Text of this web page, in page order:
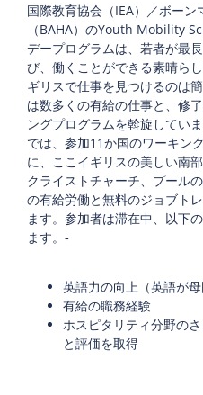
国際教育協会（IEA）／ボー
（BAHA）のYouth Mobility
デープログラムは、若者が最
び、働くことができる素晴ら
ギリスで仕事を見つけるのは
は数多くの有給の仕事と、修
ングプログラムを斡旋してい
では、参加11か国のワーキン
に、ここイギリスの美しい南
クライストチャーチ、プール
の有給労働と無料のジョブト
ます。参加者は滞在中、以下
ます。‐
英語力の向上（英語が母
有給の職務経験
ホスピタリティ分野の
と評価を取得